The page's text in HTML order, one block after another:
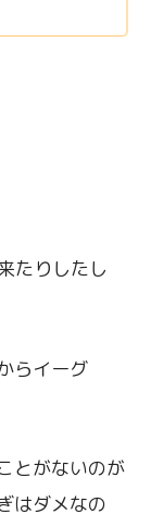
たりしたし
らイーグ
とがないのが
はダメなの